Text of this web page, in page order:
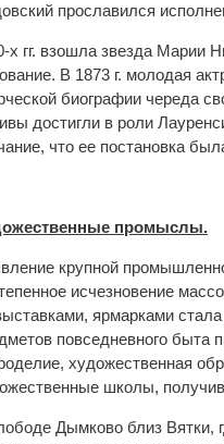
прославился
х гг. взошла звезда Марии
В 1873 г. молодая
биографии череда
достигли в роли
что ее постановка
промыслы.
крупной
исчезновение
ярмарками
повседневного быта
художественная
школы,
Дымково близ Вятки,